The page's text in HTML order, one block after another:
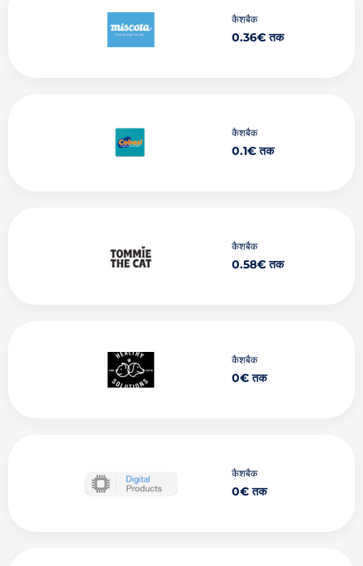
कैशबैक
0.36€ तक
कैशबैक
0.1€ तक
कैशबैक
0.58€ तक
कैशबैक
0€ तक
कैशबैक
0€ तक